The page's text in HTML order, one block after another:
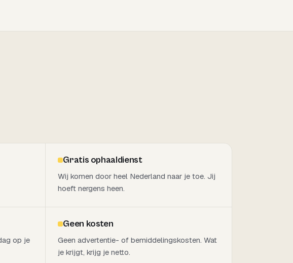
Gratis ophaaldienst
Wij komen door heel Nederland naar je toe. Jij
hoeft nergens heen.
op je
Geen kosten
Geen advertentie- of bemiddelingskosten. Wat
je krijgt, krijg je netto.